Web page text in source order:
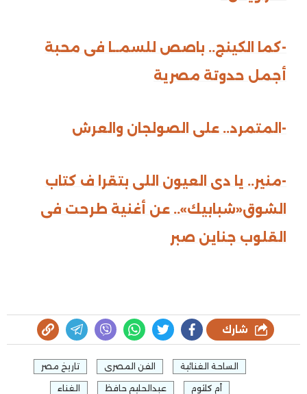
-كما الكينج.. باصص للسمــا فى محبة
أجمل حدوتة مصرية
-المتمرد.. على الصولجان والعرش
-منير.. يا دى العيون اللى بتقرا ف كتاب
الشوق«شبابيك».. عن أغنية طرحت فى
القلوب جناين صبر
شارك
الساحة الغنائية الفن المصرى تاريخ مصر
أم كلثوم عبدالحليم حافظ الغناء